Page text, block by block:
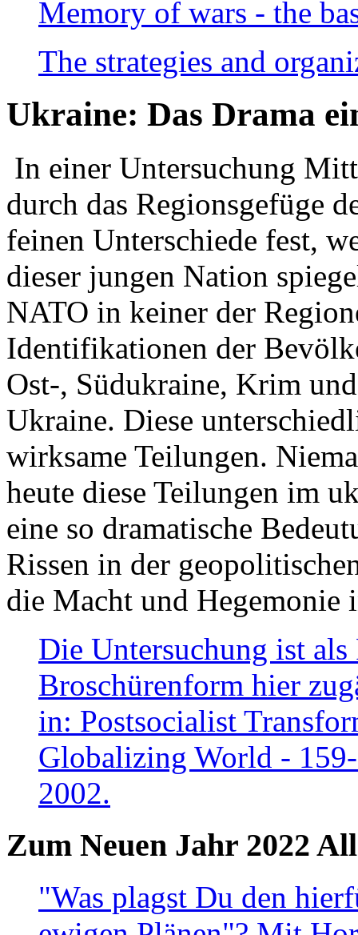
Memory of wars - the
The strategies and
Ukraine: Das Drama
In einer Untersuchung
durch das Regionsgefüge
feinen Unterschiede fest,
dieser jungen Nation
NATO in keiner der
Identifikationen der
Ost-, Südukraine, Krim
Ukraine. Diese
wirksame Teilungen.
heute diese Teilungen im
eine so dramatische
Rissen in der
die Macht und Hegemonie
Die Untersuchung ist
Broschürenform hier
in: Postsocialist
Globalizing World -
2002.
Zum Neuen Jahr 2022
"Was plagst Du den